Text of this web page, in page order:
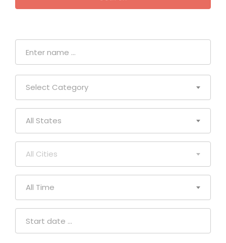
Select Category
All States
All Cities
All Time